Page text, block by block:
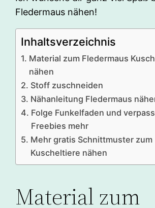
Fledermaus nähen!
Inhaltsverzeichnis
Material zum Fledermaus
nähen
Stoff zuschneiden
Nähanleitung Fledermaus
Folge Funkelfaden und
Freebies mehr
Mehr gratis Schnittmuster zum
Kuscheltiere nähen
Material zum